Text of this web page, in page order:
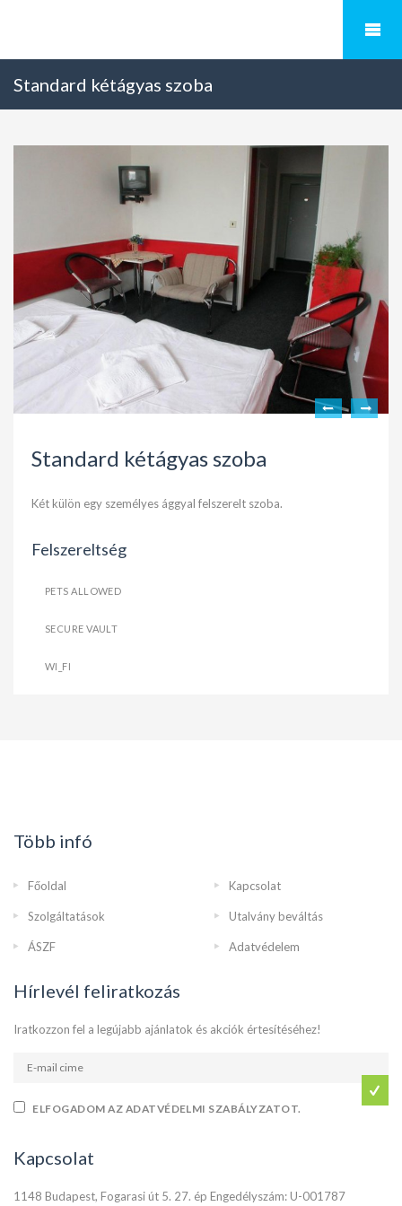
Standard kétágyas szoba
Standard kétágyas szoba
Két külön egy személyes ággyal felszerelt szoba.
Felszereltség
PETS ALLOWED
SECURE VAULT
WI_FI
Több infó
Főoldal Kapcsolat
Szolgáltatások Utalvány beváltás
ÁSZF Adatvédelem
Hírlevél feliratkozás
Iratkozzon fel a legújabb ajánlatok és akciók értesítéséhez!
ELFOGADOM AZ ADATVÉDELMI SZABÁLYZATOT.
Kapcsolat
1148 Budapest, Fogarasi út 5. 27. ép Engedélyszám: U-001787